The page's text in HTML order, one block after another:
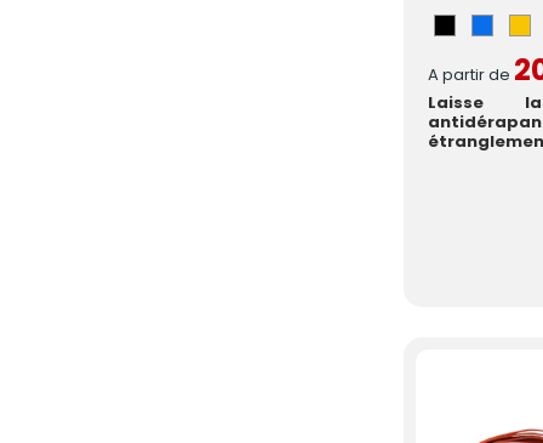
A partir de
Laisse